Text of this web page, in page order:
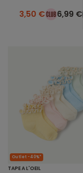
3,50 € 6,99 €
Outlet -40%*
TAPE A L'OEIL